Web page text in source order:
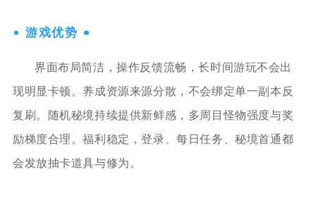
游戏优势
界面布局简洁，操作反馈流畅，长时间游玩不会出
现明显卡顿。养成资源来源分散，不会绑定单一副本反
复刷。随机秘境持续提供新鲜感，多周目怪物强度与奖
励梯度合理。福利稳定，登录、每日任务、秘境首通都
会发放抽卡道具与修为。